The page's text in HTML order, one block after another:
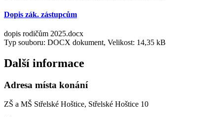
Dopis zák. zástupcům
dopis rodičům 2025.docx
Typ souboru: DOCX dokument, Velikost: 14,35 kB
Další informace
Adresa místa konání
ZŠ a MŠ Střelské Hoštice, Střelské Hoštice 10